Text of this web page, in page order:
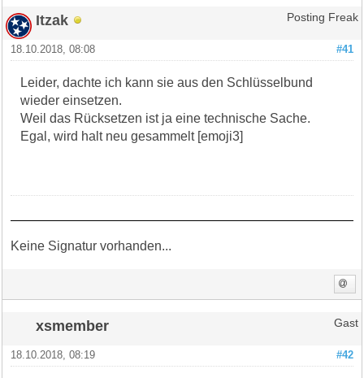
Itzak Posting Freak
#41
18.10.2018, 08:08
Leider, dachte ich kann sie aus den Schlüsselbund
wieder einsetzen.
Weil das Rücksetzen ist ja eine technische Sache.
Egal, wird halt neu gesammelt [emoji3]
Keine Signatur vorhanden...
xsmember Gast
#42
18.10.2018, 08:19